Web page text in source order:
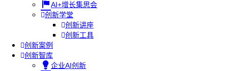
AI+增长集思会
创新学堂
创新讲座
创新工具
创新案例
创新智库
企业AI创新